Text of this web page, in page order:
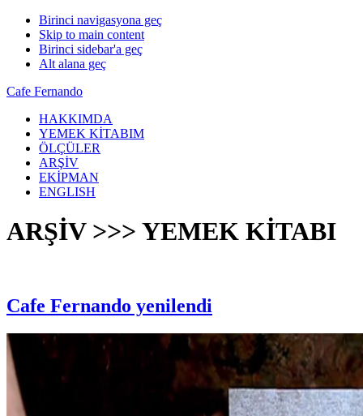
Birinci navigasyona geç
Skip to main content
Birinci sidebar'a geç
Alt alana geç
Cafe Fernando
HAKKIMDA
YEMEK KİTABIM
ÖLÇÜLER
ARŞİV
EKİPMAN
ENGLISH
ARŞİV >>> YEMEK KİTABI
Cafe Fernando yenilendi